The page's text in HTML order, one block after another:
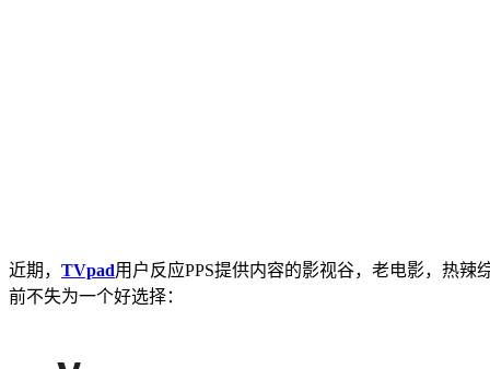
近期， TVpad用户反应PPS提供内容的影视谷，老电影，热辣
前不失为一个好选择：